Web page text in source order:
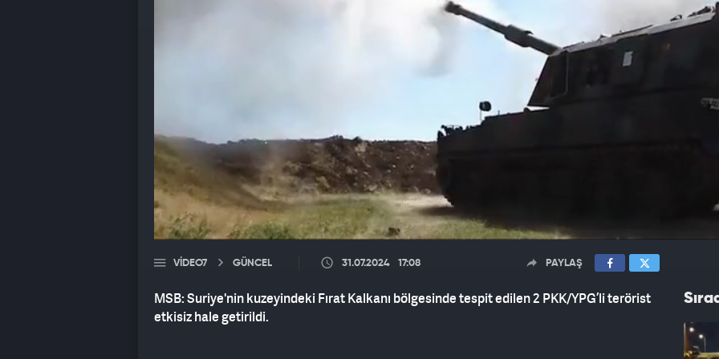
VIDEO7 GÜNCEL 31.07.2024 17:08 PAYLAŞ
MSB: Suriye'nin kuzeyindeki Fırat Kalkanı bölgesinde tespit edilen 2 PKK/YPG’li terörist
etkisiz hale getirildi.